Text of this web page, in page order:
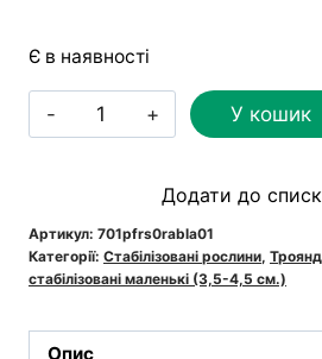
Є в наявності
Троянда
стабілізована
Bla
01
кількість
У кошик
Додати до
Артикул: 701pfrs0rabla01
Категорії: Стабілізовані рослини,
стабілізовані маленькі (3,5-4,5 см.)
Опис